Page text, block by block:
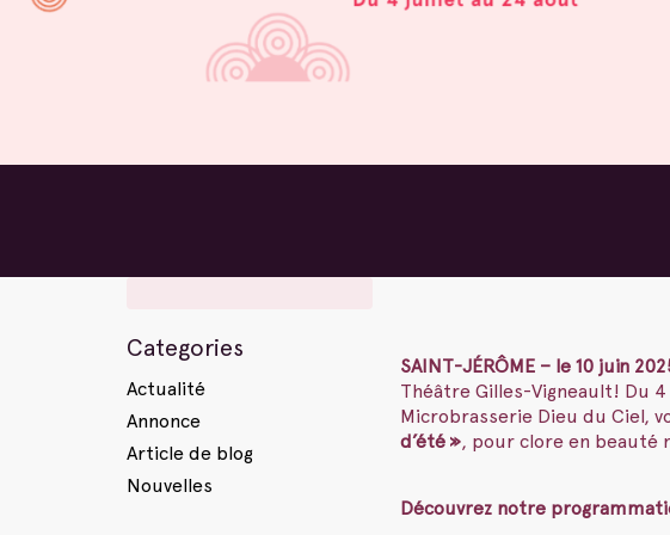
Categories
Actualité
Annonce
Article de blog
Nouvelles
SAINT-JÉRÔME – le 10 juin
Théâtre Gilles-Vigneault! Du
Microbrasserie Dieu du Ciel,
d’été », pour clore en beauté
Découvrez notre